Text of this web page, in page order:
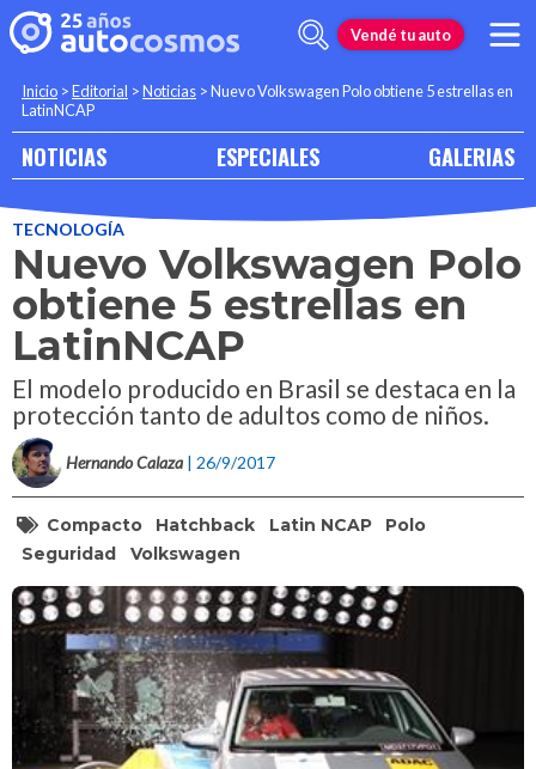
Vendé tu auto
Inicio >Editorial >Noticias >Nuevo Volkswagen Polo obtiene 5 estrellas en
LatinNCAP
NOTICIAS ESPECIALES GALERIAS
TECNOLOGÍA
Nuevo Volkswagen Polo
obtiene 5 estrellas en
LatinNCAP
El modelo producido en Brasil se destaca en la
protección tanto de adultos como de niños.
Hernando Calaza | 26/9/2017
Compacto Hatchback Latin NCAP
Polo
Seguridad
Volkswagen